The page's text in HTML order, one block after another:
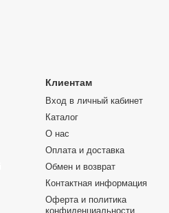
Клиентам
Вход в личный кабинет
Каталог
О нас
Оплата и доставка
Обмен и возврат
Контактная информация
Оферта и политика
конфиденциальности